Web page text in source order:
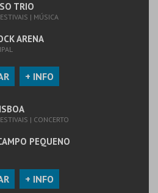
TRIO
| MÚSICA
ARENA
+ INFO
| CONCERTO
PEQUENO
+ INFO